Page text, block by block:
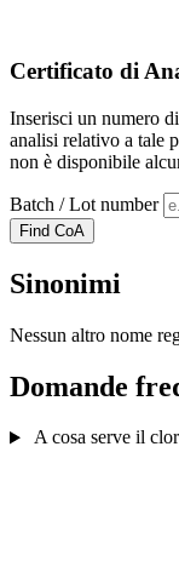
Certificato di
Inserisci un numero
analisi relativo a tale
non è disponibile
Batch / Lot number
Find CoA
Sinonimi
Nessun altro nome
Domande
A cosa serve il